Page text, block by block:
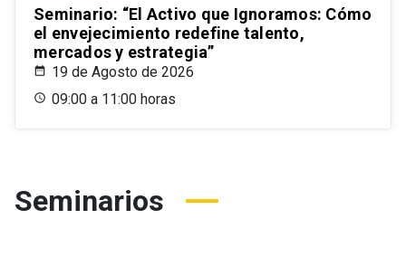
Seminario: “El Activo que Ignoramos: Cómo
el envejecimiento redefine talento,
mercados y estrategia”
19 de Agosto de 2026
09:00 a 11:00 horas
Seminarios